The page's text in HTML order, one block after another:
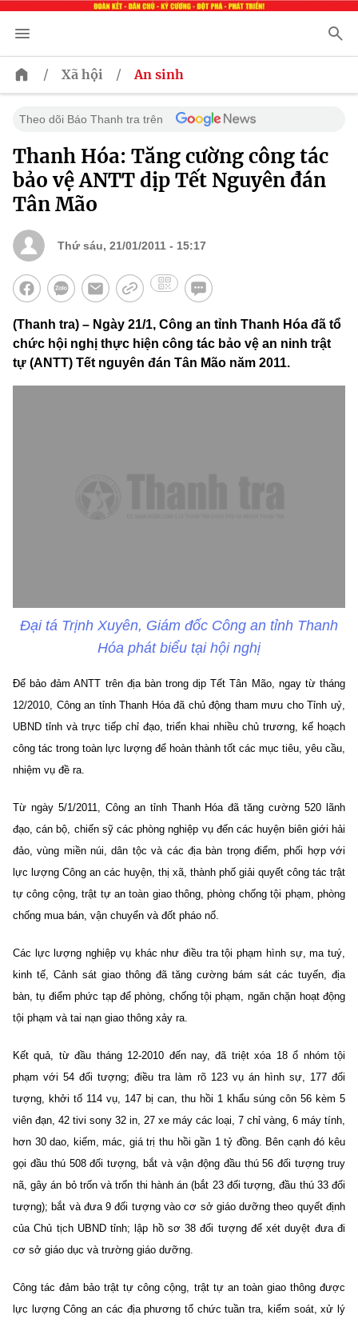
/ Xã hội / An sinh
Theo dõi Báo Thanh tra trên
Thanh Hóa: Tăng cường công tác
bảo vệ ANTT dịp Tết Nguyên đán
Tân Mão
Thứ sáu, 21/01/2011 - 15:17
(Thanh tra) – Ngày 21/1, Công an tỉnh Thanh Hóa đã tổ
chức hội nghị thực hiện công tác bảo vệ an ninh trật
tự (ANTT) Tết nguyên đán Tân Mão năm 2011.
Đại tá Trịnh Xuyên, Giám đốc Công an tỉnh Thanh
Hóa phát biểu tại hội nghị
Để bảo đảm ANTT trên địa bàn trong dịp Tết Tân Mão, ngay từ tháng
12/2010, Công an tỉnh Thanh Hóa đã chủ động tham mưu cho Tỉnh uỷ,
UBND tỉnh và trực tiếp chỉ đạo, triển khai nhiều chủ trương, kế hoạch
công tác trong toàn lực lượng để hoàn thành tốt các mục tiêu, yêu cầu,
nhiệm vụ đề ra.
Từ ngày 5/1/2011, Công an tỉnh Thanh Hóa đã tăng cường 520 lãnh
đạo, cán bộ, chiến sỹ các phòng nghiệp vụ đến các huyện biên giới hải
đảo, vùng miền núi, dân tộc và các địa bàn trọng điểm, phối hợp với
lực lượng Công an các huyện, thị xã, thành phố giải quyết công tác trật
tự công cộng, trật tự an toàn giao thông, phòng chống tội phạm, phòng
chống mua bán, vận chuyển và đốt pháo nổ.
Các lực lượng nghiệp vụ khác như điều tra tội phạm hình sự, ma tuý,
kinh tế, Cảnh sát giao thông đã tăng cường bám sát các tuyến, địa
bàn, tụ điểm phức tạp để phòng, chống tội phạm, ngăn chặn hoạt động
tội phạm và tai nạn giao thông xảy ra.
Kết quả, từ đầu tháng 12-2010 đến nay, đã triệt xóa 18 ổ nhóm tội
phạm với 54 đối tượng; điều tra làm rõ 123 vụ án hình sự, 177 đối
tượng, khởi tố 114 vụ, 147 bị can, thu hồi 1 khẩu súng côn 56 kèm 5
viên đạn, 42 tivi sony 32 in, 27 xe máy các loại, 7 chỉ vàng, 6 máy tính,
hơn 30 dao, kiếm, mác, giá trị thu hồi gần 1 tỷ đồng. Bên cạnh đó kêu
gọi đầu thú 508 đối tượng, bắt và vận động đầu thú 56 đối tượng truy
nã, gây án bỏ trốn và trốn thi hành án (bắt 23 đối tượng, đầu thú 33 đối
tượng); bắt và đưa 9 đối tượng vào cơ sở giáo dưỡng theo quyết định
của Chủ tịch UBND tỉnh; lập hồ sơ 38 đối tượng để xét duyệt đưa đi
cơ sở giáo dục và trường giáo dưỡng.
Công tác đảm bảo trật tự công cộng, trật tự an toàn giao thông được
lực lượng Công an các địa phương tổ chức tuần tra, kiểm soát, xử lý